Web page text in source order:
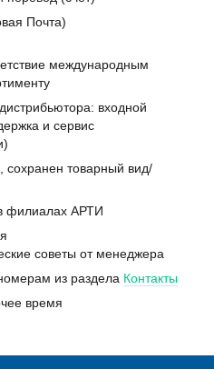
Почта)
международным
входной
и сервис
сохранен товарный вид/
филиалах АРТИ
советы от менеджера
из раздела Контакты
время